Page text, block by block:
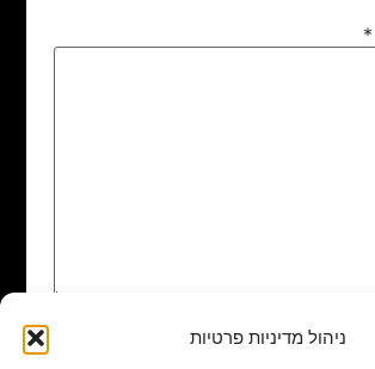
ניהול מדיניות פרטיות
*